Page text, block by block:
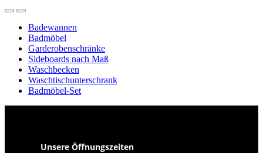
Badewannen
Badmöbel
Garderobenschränke
Sideboards nach Maß
Waschbecken
Waschtischunterschrank
Badmöbel-Set
Unsere Öffnungszeiten